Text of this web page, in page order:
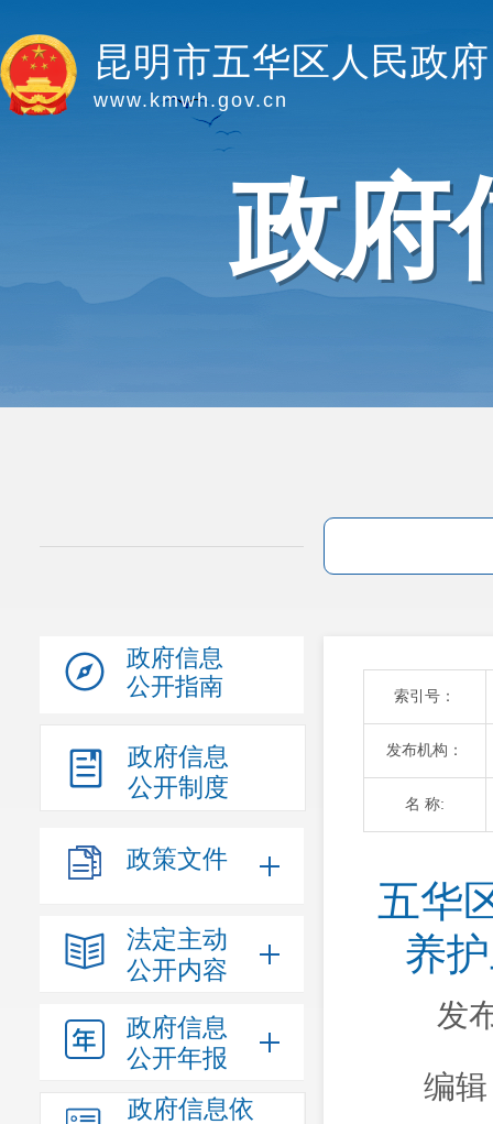
昆明市五华区人民政府
www.kmwh.gov.cn
政府
政府信息
公开指南
政府信息
公开制度
政策文件
法定主动
公开内容
政府信息
公开年报
政府信息依
索引号：
发布机构：
名 称:
五华
养
发
编